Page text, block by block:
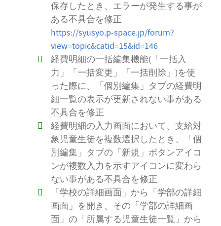
保存したとき、エラーが発生する事が
ある不具合を修正
https://syusyo.p-space.jp/forum?
view=topic&catid=15&id=146
経費明細の一括編集機能(「一括入
力」「一括変更」「一括削除」)を使
った際に、「個別編集」タブの経費明
細一覧の表示が更新されない事がある
不具合を修正
経費明細の入力画面において、支給対
象児童生徒を複数選択したとき、「個
別編集」タブの「新規」ボタンアイコ
ンが複数入力を示すアイコンに変わら
ない事がある不具合を修正
「学校の詳細画面」から「学部の詳細
画面」を開き、その「学部の詳細画
面」の「所属する児童生徒一覧」から